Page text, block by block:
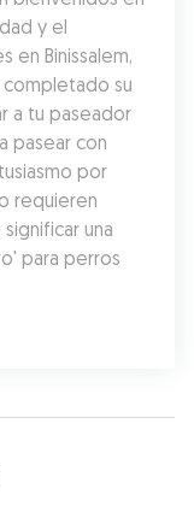
y el
en Binissalem,
completado su
a tu paseador
pasear con
por
requieren
una
para perros